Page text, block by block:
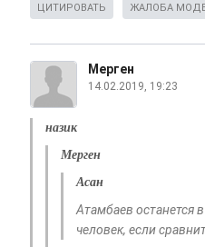
ЦИТИРОВАТЬ ЖАЛОБА
Мерген
14.02.2019, 19:23
назик
Мерген
Асан
Атамбаев останется
человек, если